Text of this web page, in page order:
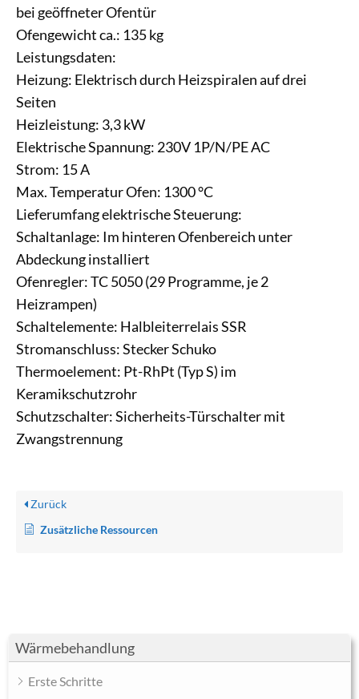
Wärmebehandlung
Erste Schritte
bei geöffneter Ofentür
Ofengewicht ca.: 135 kg
Leistungsdaten:
Heizung: Elektrisch durch Heizspiralen auf drei
Seiten
Heizleistung: 3,3 kW
Elektrische Spannung: 230V 1P/N/PE AC
Strom: 15 A
Max. Temperatur Ofen: 1300 °C
Lieferumfang elektrische Steuerung:
Schaltanlage: Im hinteren Ofenbereich unter
Abdeckung installiert
Ofenregler: TC 5050 (29 Programme, je 2
Heizrampen)
Schaltelemente: Halbleiterrelais SSR
Stromanschluss: Stecker Schuko
Thermoelement: Pt-RhPt (Typ S) im
Keramikschutzrohr
Schutzschalter: Sicherheits-Türschalter mit
Zwangstrennung
Zurück
Zusätzliche Ressourcen